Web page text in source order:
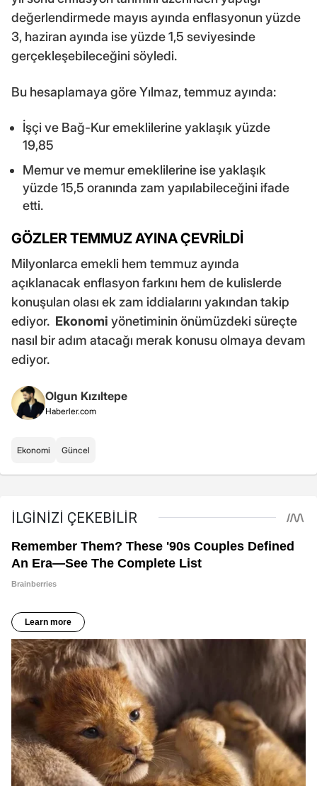
değerlendirmede mayıs ayında enflasyonun yüzde
3, haziran ayında ise yüzde 1,5 seviyesinde
gerçekleşebileceğini söyledi.
Bu hesaplamaya göre Yılmaz, temmuz ayında:
İşçi ve Bağ-Kur emeklilerine yaklaşık yüzde
19,85
Memur ve memur emeklilerine ise yaklaşık
yüzde 15,5 oranında zam yapılabileceğini ifade
etti.
GÖZLER TEMMUZ AYINA ÇEVRİLDİ
Milyonlarca emekli hem temmuz ayında
açıklanacak enflasyon farkını hem de kulislerde
konuşulan olası ek zam iddialarını yakından takip
ediyor. Ekonomi yönetiminin önümüzdeki süreçte
nasıl bir adım atacağı merak konusu olmaya devam
ediyor.
Olgun Kızıltepe
Haberler.com
Ekonomi Güncel